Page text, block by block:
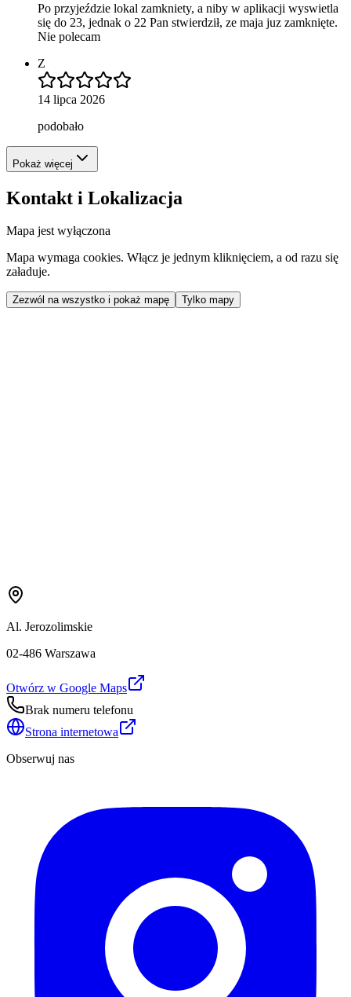
Po przyjeździe lokal zamkniety, a niby w aplikacji wyswietla
się do 23, jednak o 22 Pan stwierdził, ze maja juz zamknięte.
Nie polecam
Z
14 lipca 2026
podobało
Pokaż więcej
Kontakt i Lokalizacja
Mapa jest wyłączona
Mapa wymaga cookies. Włącz je jednym kliknięciem, a od razu się
załaduje.
Zezwól na wszystko i pokaż mapę Tylko mapy
Al. Jerozolimskie
02-486 Warszawa
Otwórz w Google Maps
Brak numeru telefonu
Strona internetowa
Obserwuj nas